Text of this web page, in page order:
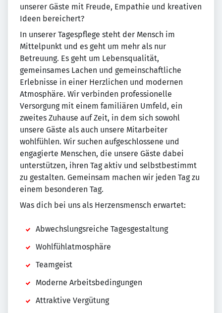
unserer Gäste mit Freude, Empathie und kreativen
Ideen bereichert?
In unserer Tagespflege steht der Mensch im
Mittelpunkt und es geht um mehr als nur
Betreuung. Es geht um Lebensqualität,
gemeinsames Lachen und gemeinschaftliche
Erlebnisse in einer Herzlichen und modernen
Atmosphäre. Wir verbinden professionelle
Versorgung mit einem familiären Umfeld, ein
zweites Zuhause auf Zeit, in dem sich sowohl
unsere Gäste als auch unsere Mitarbeiter
wohlfühlen. Wir suchen aufgeschlossene und
engagierte Menschen, die unsere Gäste dabei
unterstützen, ihren Tag aktiv und selbstbestimmt
zu gestalten. Gemeinsam machen wir jeden Tag zu
einem besonderen Tag.
Was dich bei uns als Herzensmensch erwartet:
Abwechslungsreiche Tagesgestaltung
Wohlfühlatmosphäre
Teamgeist
Moderne Arbeitsbedingungen
Attraktive Vergütung